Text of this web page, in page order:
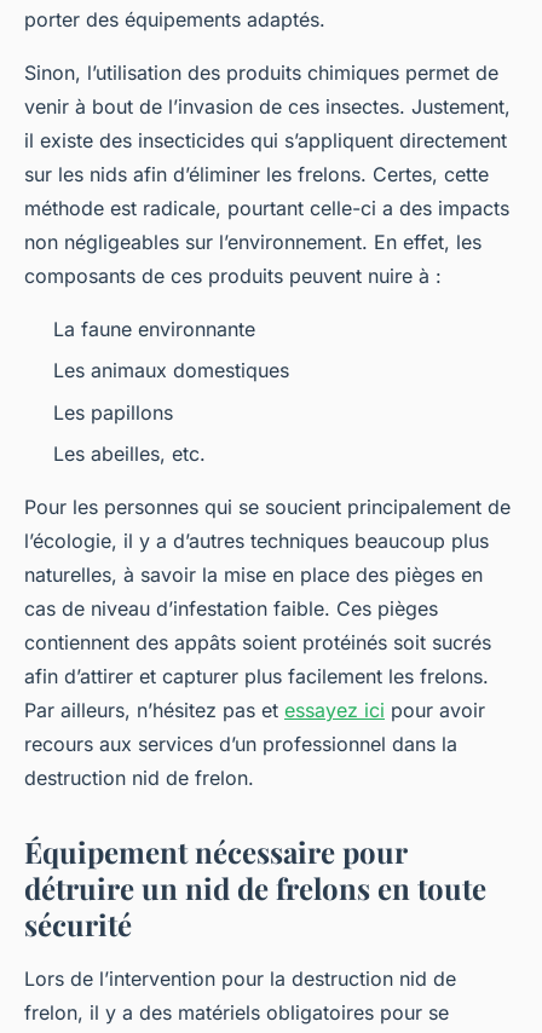
porter des équipements adaptés.
Sinon, l’utilisation des produits chimiques permet de
venir à bout de l’invasion de ces insectes. Justement,
il existe des insecticides qui s’appliquent directement
sur les nids afin d’éliminer les frelons. Certes, cette
méthode est radicale, pourtant celle-ci a des impacts
non négligeables sur l’environnement. En effet, les
composants de ces produits peuvent nuire à :
La faune environnante
Les animaux domestiques
Les papillons
Les abeilles, etc.
Pour les personnes qui se soucient principalement de
l’écologie, il y a d’autres techniques beaucoup plus
naturelles, à savoir la mise en place des pièges en
cas de niveau d’infestation faible. Ces pièges
contiennent des appâts soient protéinés soit sucrés
afin d’attirer et capturer plus facilement les frelons.
Par ailleurs, n’hésitez pas et essayez ici pour avoir
recours aux services d’un professionnel dans la
destruction nid de frelon.
Équipement nécessaire pour
détruire un nid de frelons en toute
sécurité
Lors de l’intervention pour la destruction nid de
frelon, il y a des matériels obligatoires pour se